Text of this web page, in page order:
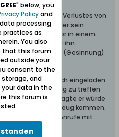
schmerzlichen Verlustes von
dieser Mann, der sein
am Himmelstor in einem
ankommt und Gott ihn
grossen Geistes (Gesinnung)
hat er mich eingeladen
oder uns in Danzig zu treffen
in die Mottlau. Er sagte er würde
im selben Flugzeug kommen.
Mann, der alle Anrufe mit
" below, you
Policyand
processing
practices as
You also
that this forum
outside your
consent to the
and
data in the
this forum is